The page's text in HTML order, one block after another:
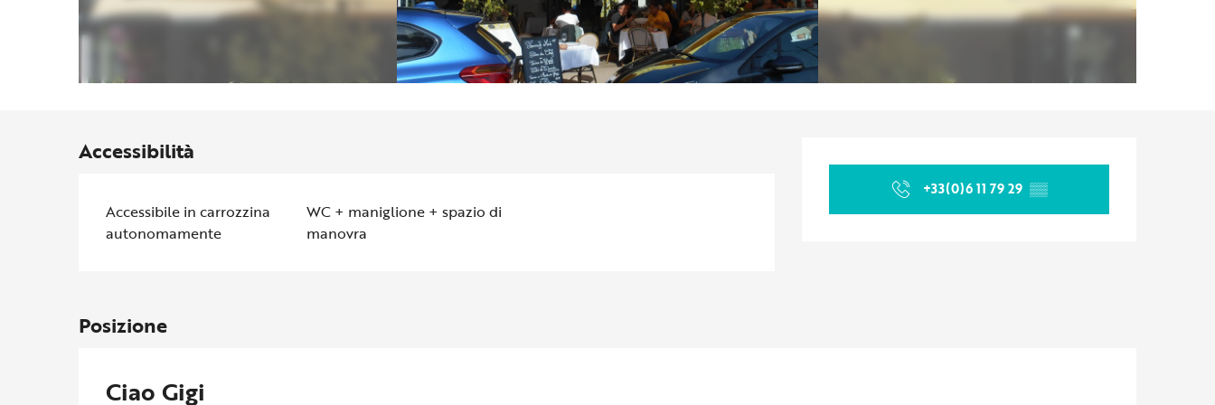
Orari e contatti
+33(0)6 11 79 29 ▒▒
Accessibilità
Accessibile in carrozzina
autonomamente
WC + maniglione + spazio di
manovra
Posizione
Ciao Gigi